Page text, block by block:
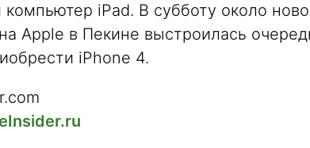
iPad. В субботу около
Apple в Пекине выстроилась
iPhone 4.